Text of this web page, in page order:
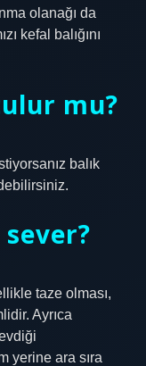
olanağı da
kefal balığını
mu?
balık
taze olması,
Ayrıca
yerine ara sıra